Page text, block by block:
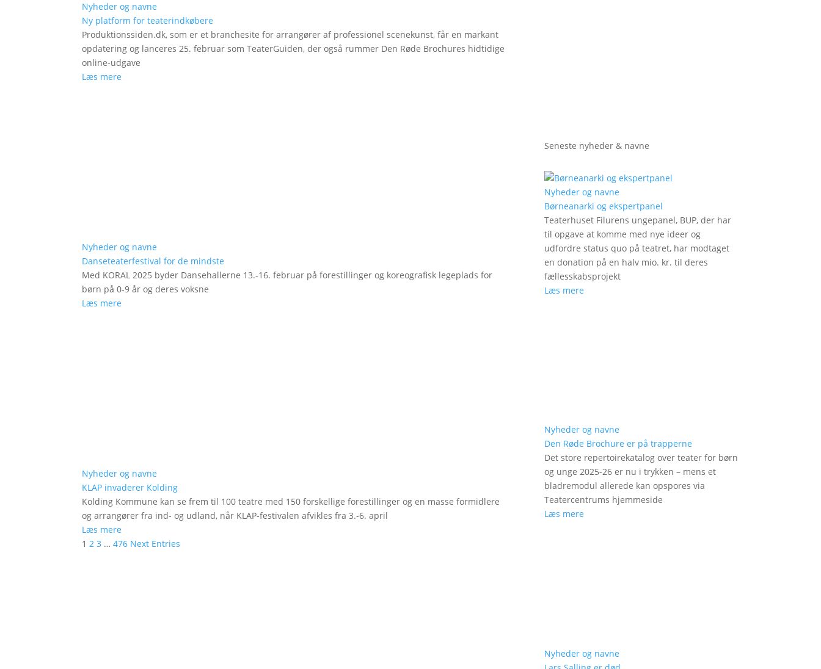
Nyheder og navne
Ny platform for teaterindkøbere
Produktionssiden.dk, som er et branchesite for arrangører af professionel scenekunst, får en markant
opdatering og lanceres 25. februar som TeaterGuiden, der også rummer Den Røde Brochures hidtidige
online-udgave
Læs mere
Nyheder og navne
Danseteaterfestival for de mindste
Med KORAL 2025 byder Dansehallerne 13.-16. februar på forestillinger og koreografisk legeplads for
børn på 0-9 år og deres voksne
Læs mere
Nyheder og navne
KLAP invaderer Kolding
Kolding Kommune kan se frem til 100 teatre med 150 forskellige forestillinger og en masse formidlere
og arrangører fra ind- og udland, når KLAP-festivalen afvikles fra 3.-6. april
Læs mere
1 2 3 … 476 Next Entries
Seneste nyheder & navne
Nyheder og navne
Børneanarki og ekspertpanel
Teaterhuset Filurens ungepanel, BUP, der har
til opgave at komme med nye ideer og
udfordre status quo på teatret, har modtaget
en donation på en halv mio. kr. til deres
fællesskabsprojekt
Læs mere
Nyheder og navne
Den Røde Brochure er på trapperne
Det store repertoirekatalog over teater for børn
og unge 2025-26 er nu i trykken – mens et
bladremodul allerede kan opspores via
Teatercentrums hjemmeside
Læs mere
Nyheder og navne